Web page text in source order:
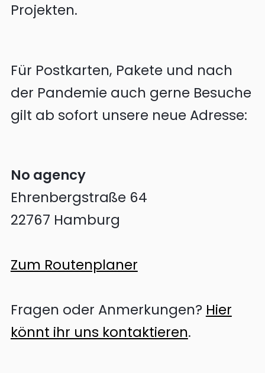
Projekten.
Für Postkarten, Pakete und nach
der Pandemie auch gerne Besuche
gilt ab sofort unsere neue Adresse:
No agency
Ehrenbergstraße 64
22767 Hamburg
Zum Routenplaner
Fragen oder Anmerkungen? Hier
könnt ihr uns kontaktieren.